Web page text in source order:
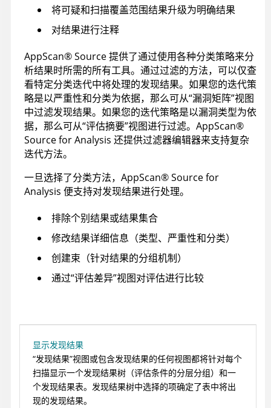
将可疑和扫描覆盖范围结果升级为明确结果
对结果进行注释
AppScan®Source提供了通过使用各种分类策略来分
析结果时所需的所有工具。通过过滤的方法，可以仅查
看特定分类迭代中将处理的发现结果。如果您的迭代策
略是以严重性和分类为依据，那么可从“漏洞矩阵”视图
中过滤发现结果。 如果您的迭代策略是以漏洞类型为依
据，那么可从“评估摘要”视图进行过滤。 AppScan®
Source for Analysis 还提供过滤器编辑器来支持复杂
迭代方法。
一旦选择了分类方法， AppScan®Source for
Analysis 便支持对发现结果进行处理。
排除个别结果或结果集合
修改结果详细信息（类型、严重性和分类）
创建束（针对结果的分组机制）
通过“评估差异”视图对评估进行比较
显示发现结果
“发现结果”视图或包含发现结果的任何视图都将针对每个
扫描显示一个发现结果树（评估条件的分层分组）和一
个发现结果表。发现结果树中选择的项确定了表中将出
现的发现结果。